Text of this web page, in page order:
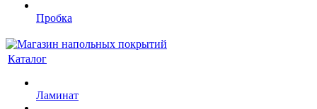
Пробка
Каталог
Ламинат